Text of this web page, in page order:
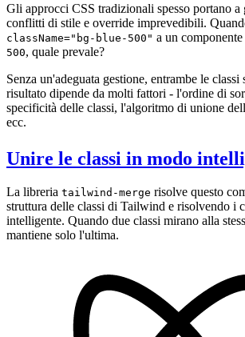
Gli approcci CSS tradizionali spesso portano a
conflitti di stile e override imprevedibili.
className="bg-blue-500" a un
500, quale prevale?
Senza un'adeguata gestione, entrambe le
risultato dipende da molti fattori - l'ordine di
specificità delle classi, l'algoritmo di unione
ecc.
Unire le classi in modo
La libreria tailwind-merge risolve questo
struttura delle classi di Tailwind e risolvendo i
intelligente. Quando due classi mirano alla
mantiene solo l'ultima.